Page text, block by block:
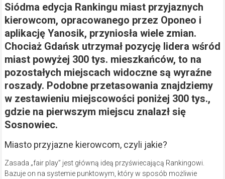
Siódma edycja Rankingu miast przyjaznych
kierowcom, opracowanego przez Oponeo i
aplikację Yanosik, przyniosła wiele zmian.
Chociaż Gdańsk utrzymał pozycję lidera wśród
miast powyżej 300 tys. mieszkańców, to na
pozostałych miejscach widoczne są wyraźne
roszady. Podobne przetasowania znajdziemy
w zestawieniu miejscowości poniżej 300 tys.,
gdzie na pierwszym miejscu znalazł się
Sosnowiec.
Miasto przyjazne kierowcom, czyli jakie?
Zasada „fair play” jest główną ideą przyświecającą Rankingowi.
Bazuje on na systemie punktowym, który w sposób możliwie